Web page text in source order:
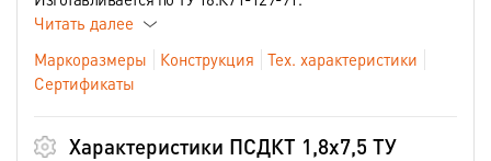
Читать далее
Маркоразмеры
Конструкция
Тех. характеристики
Сертификаты
Характеристики ПСДКТ 1,8х7,5 ТУ